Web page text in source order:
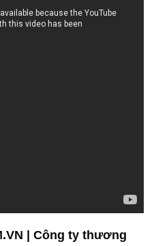
| Công ty thương